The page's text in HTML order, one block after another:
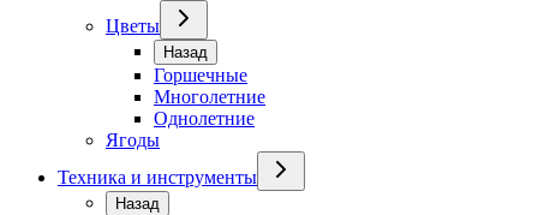
Цветы
Назад
Горшечные
Многолетние
Однолетние
Ягоды
Техника и инструменты
Назад